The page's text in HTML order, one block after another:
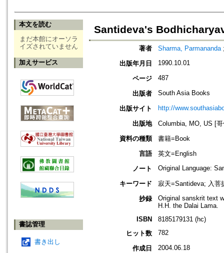
本文を読む
まだ本館にオーソラ
イズされていません
加えサービス
書誌管理
書き出し
Santideva's
著者 Sharma, Parmananda
出版年月日
1990.10.01
ページ 487
出版者 South Asia Books
出版サイト http://
出版地
Columbia, MO, US [
資料の種類
書籍=Book
言語
英文=English
ノート
Original Language:
キーワード
寂天=Santideva; 入菩
抄録
Original sanskrit text
H.H. the Dalai Lama.
ISBN
8185179131 (hc)
ヒット数
782
作成日 2004.06.18